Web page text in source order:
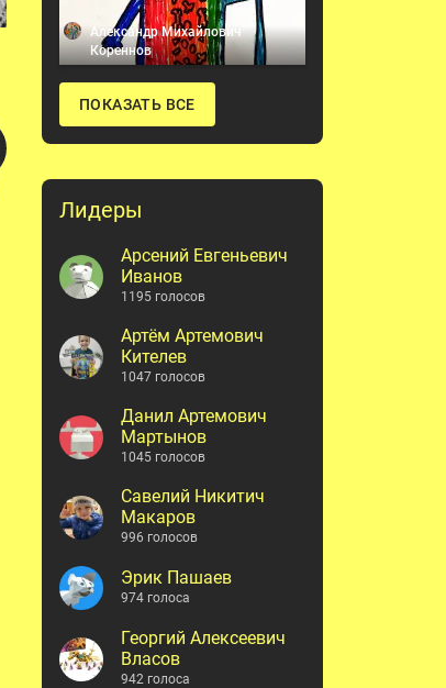
Александр Михайлович
Кореннов
ПОКАЗАТЬ ВСЕ
Лидеры
Арсений Евгеньевич
Иванов
1195 голосов
Артём Артемович
Кителев
1047 голосов
Данил Артемович
Мартынов
1045 голосов
Савелий Никитич
Макаров
996 голосов
Эрик Пашаев
974 голоса
Георгий Алексеевич
Власов
942 голоса